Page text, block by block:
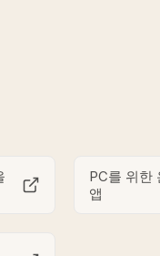
PC를 위한
앱